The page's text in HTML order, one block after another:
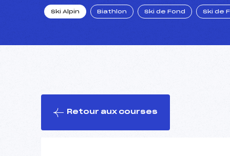
Ski Alpin Biathlon Ski de Fond Ski de
Retour aux courses